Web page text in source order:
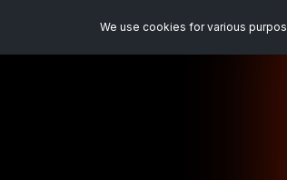
We use cookies for various